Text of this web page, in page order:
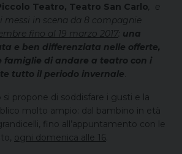
Teatro, Teatro San Carlo , e
messi in scena da 8 compagnie
fino al 19 marzo 2017 una
e ben differenziata nelle offerte,
famiglie di andare a teatro con i
tutto il periodo invernale
propone di soddisfare i gusti e la
molto ampio: dal bambino in età
fino all’appuntamento con le
ogni domenica alle 16